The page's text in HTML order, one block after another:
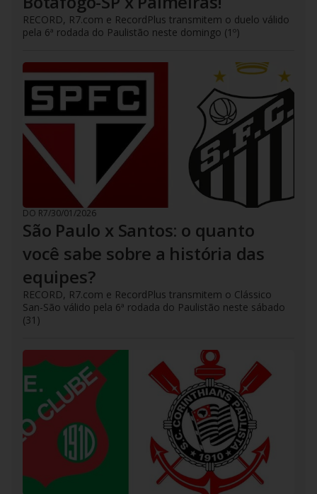
RECORD, R7.com e RecordPlus transmitem o duelo válido
pela 6ª rodada do Paulistão neste domingo (1º)
DO R7/30/01/2026
São Paulo x Santos: o quanto
você sabe sobre a história das
equipes?
RECORD, R7.com e RecordPlus transmitem o Clássico
San-São válido pela 6ª rodada do Paulistão neste sábado
(31)